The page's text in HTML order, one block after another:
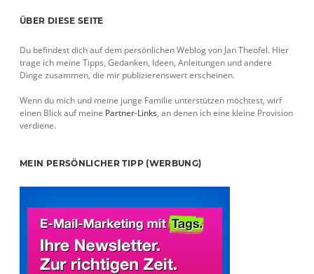
Sidebar
ÜBER DIESE SEITE
Du befindest dich auf dem persönlichen Weblog von Jan Theofel. Hier
trage ich meine Tipps, Gedanken, Ideen, Anleitungen und andere
Dinge zusammen, die mir publizierenswert erscheinen.
Wenn du mich und meine junge Familie unterstützen möchtest, wirf
einen Blick auf meine Partner-Links, an denen ich eine kleine Provision
verdiene.
MEIN PERSÖNLICHER TIPP (WERBUNG)